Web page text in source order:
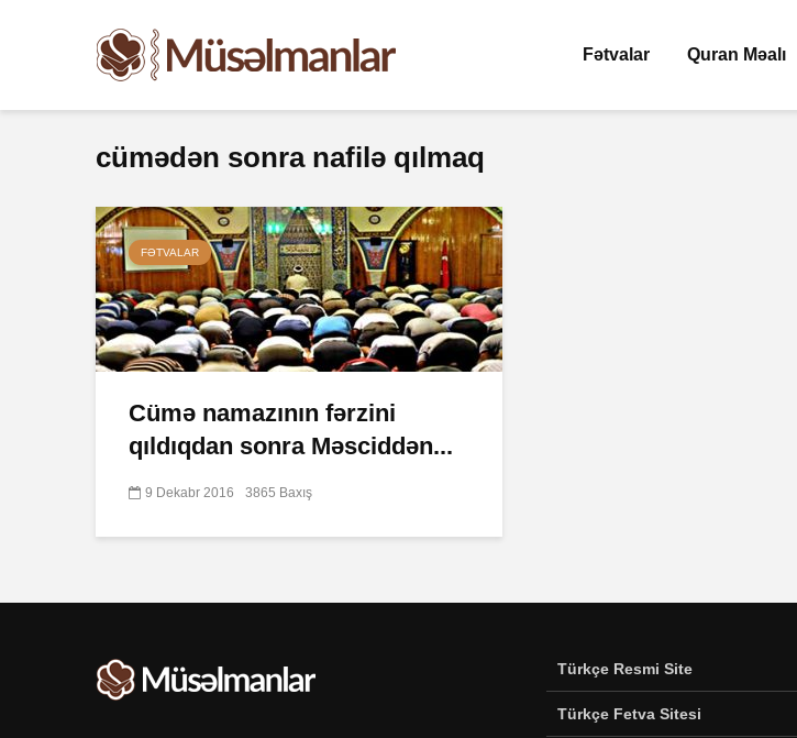
Fətvalar Quran Məalı
cümədən sonra nafilə qılmaq
FƏTVALAR
Cümə namazının fərzini
qıldıqdan sonra Məsciddən...
9 Dekabr 2016 3865 Baxış
Türkçe Resmi Site
Türkçe Fetva Sitesi